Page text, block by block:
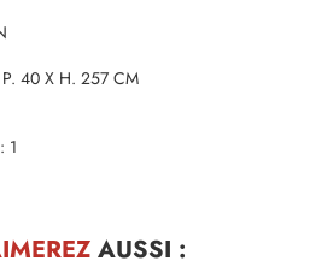
P. 40 X H. 257 CM
1
AUSSI :